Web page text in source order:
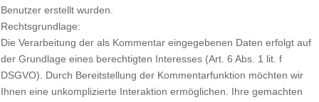
Benutzer erstellt wurden.
Rechtsgrundlage:
Die Verarbeitung der als Kommentar eingegebenen Daten erfolgt auf
der Grundlage eines berechtigten Interesses (Art. 6 Abs. 1 lit. f
DSGVO). Durch Bereitstellung der Kommentarfunktion möchten wir
Ihnen eine unkomplizierte Interaktion ermöglichen. Ihre gemachten